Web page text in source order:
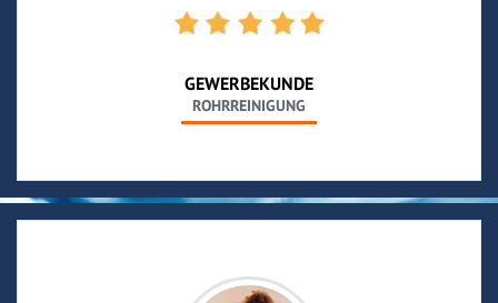
GEWERBEKUNDE
ROHRREINIGUNG